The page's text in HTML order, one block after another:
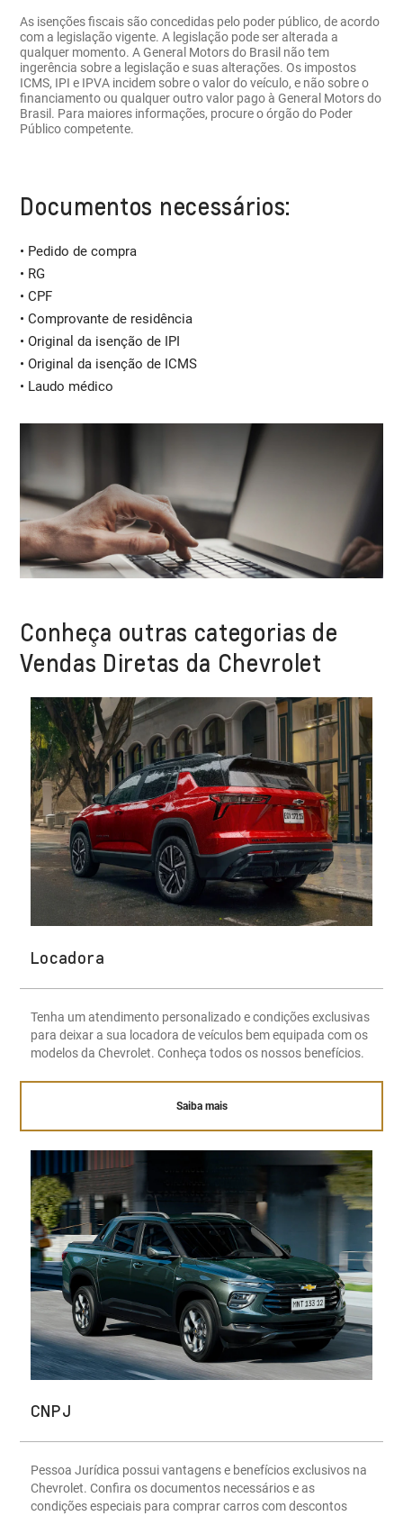
As isenções fiscais são concedidas pelo poder público, de acordo
com a legislação vigente. A legislação pode ser alterada a
qualquer momento. A General Motors do Brasil não tem
ingerência sobre a legislação e suas alterações. Os impostos
ICMS, IPI e IPVA incidem sobre o valor do veículo, e não sobre o
financiamento ou qualquer outro valor pago à General Motors do
Brasil. Para maiores informações, procure o órgão do Poder
Público competente.
Documentos necessários:
• Pedido de compra
• RG
• CPF
• Comprovante de residência
• Original da isenção de IPI
• Original da isenção de ICMS
• Laudo médico
Conheça outras categorias de
Vendas Diretas da Chevrolet
Locadora
Tenha um atendimento personalizado e condições exclusivas
para deixar a sua locadora de veículos bem equipada com os
modelos da Chevrolet. Conheça todos os nossos benefícios.
Saiba mais
CNPJ
Pessoa Jurídica possui vantagens e benefícios exclusivos na
Chevrolet. Confira os documentos necessários e as
condições especiais para comprar carros com descontos